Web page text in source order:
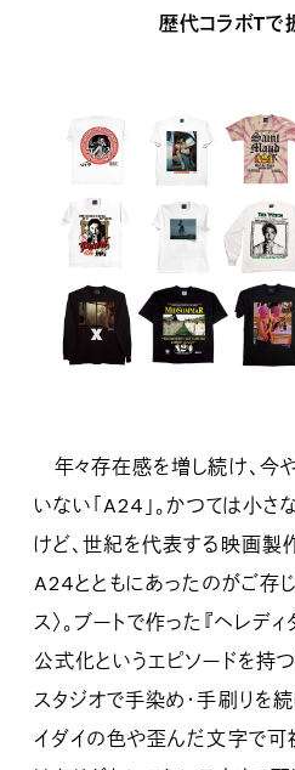
歴代コラボTで
年々存在感を増し続け、今
いない「A24」。かつては小
けど、世紀を代表する映画製
A24とともにあったのがご存じ
ス〉。ブートで作った『ヘレデ
公式化というエピソードを持
スタジオで手染め・手刷りを
イダイの色や歪んだ文字で可